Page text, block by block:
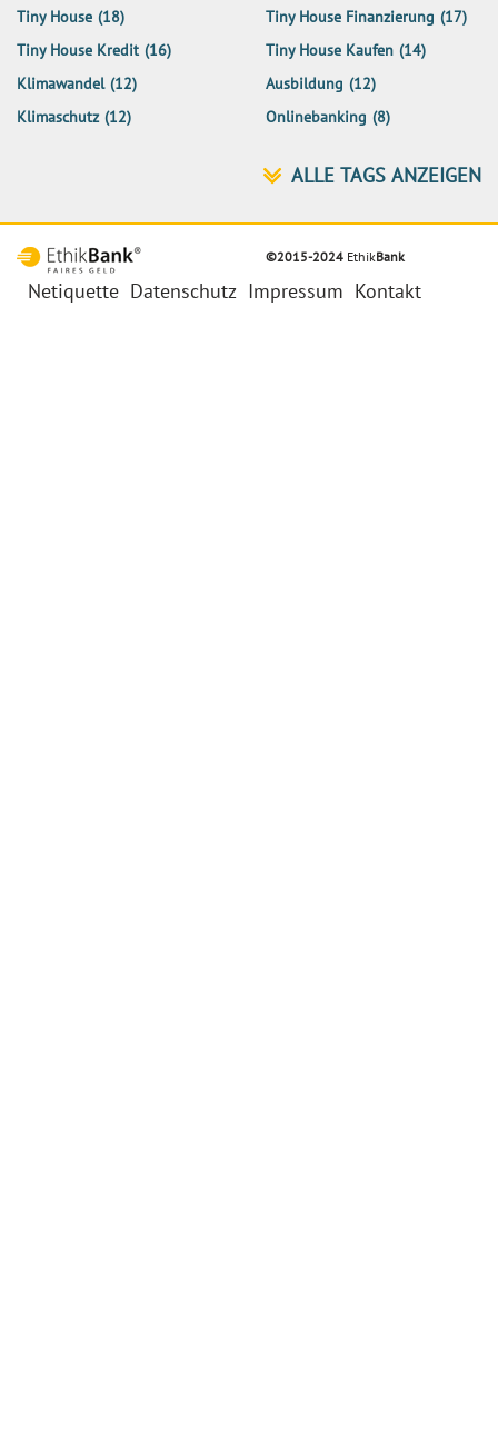
Tiny House (18) Tiny House Finanzierung (17)
Tiny House Kredit (16) Tiny House Kaufen (14)
Klimawandel (12) Ausbildung (12)
Klimaschutz (12) Onlinebanking (8)
©2015-2024 EthikBank
Netiquette Datenschutz Impressum Kontakt